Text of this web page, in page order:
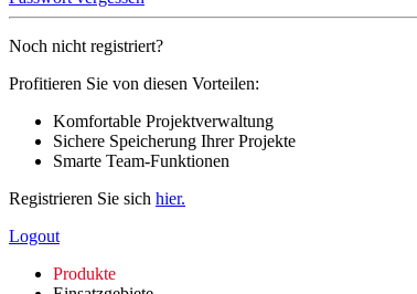
Noch nicht registriert?
Profitieren Sie von diesen Vorteilen:
Komfortable Projektverwaltung
Sichere Speicherung Ihrer Projekte
Smarte Team-Funktionen
Registrieren Sie sich hier.
Logout
Produkte